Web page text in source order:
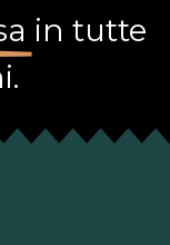
in tutte